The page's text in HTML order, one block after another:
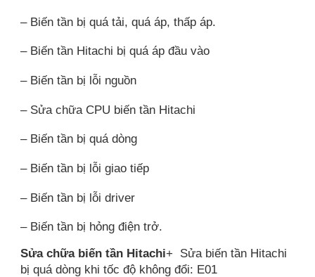
– Biến tần bị quá tải, quá áp, thấp áp.
– Biến tần Hitachi bị quá áp đầu vào
– Biến tần bị lỗi nguồn
– Sửa chữa CPU biến tần Hitachi
– Biến tần bị quá dòng
– Biến tần bị lỗi giao tiếp
– Biến tần bị lỗi driver
– Biến tần bị hỏng điện trở.
Sửa chữa biến tần Hitachi+ Sửa biến tần Hitachi
bị quá dòng khi tốc độ không đổi: E01